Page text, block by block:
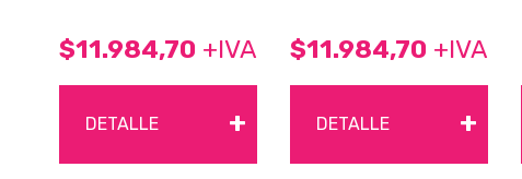
$11.984,70 +IVA
DETALLE +
$11.984,70 +IVA
DETALLE +